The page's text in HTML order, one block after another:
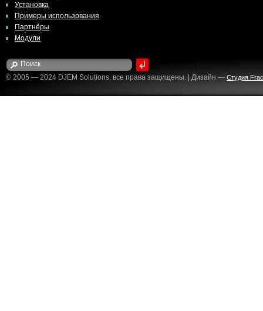
Установка
Примеры использования
Партнёры
Модули
© 2005 — 2024 DJEM Solutions, все права защищены. | Дизайн — Студия